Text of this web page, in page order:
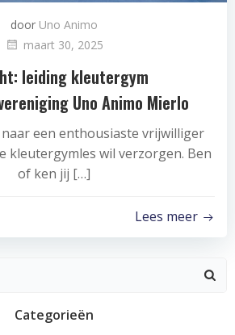
door Uno Animo
maart 30, 2025
leiding kleutergym
Uno Animo Mierlo
een enthousiaste vrijwilliger
kleutergymles wil verzorgen. Ben
of ken jij […]
Lees meer
Categorieën